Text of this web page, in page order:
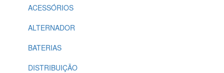
ACESSÓRIOS
ALTERNADOR
BATERIAS
DISTRIBUIÇÃO